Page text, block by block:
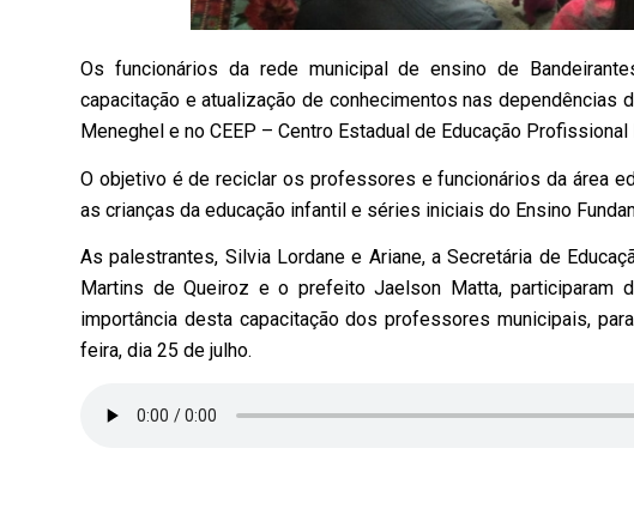
Os funcionários da rede municipal de ensino de
capacitação e atualização de conhecimentos nas dependências
Meneghel e no CEEP – Centro Estadual de Educação
O objetivo é de reciclar os professores e funcionários da área
as crianças da educação infantil e séries iniciais do Ensino
As palestrantes, Silvia Lordane e Ariane, a Secretária de
Martins de Queiroz e o prefeito Jaelson Matta, participaram
importância desta capacitação dos professores municipais,
feira, dia 25 de julho.